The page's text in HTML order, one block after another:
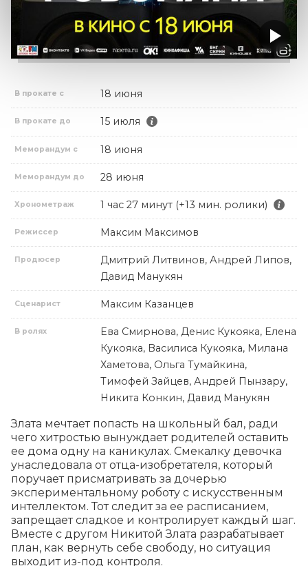
В прокате с 18 июня
В прокате до 15 июля
Меморандум с 18 июня
Меморандум до 28 июня
Хронометраж 1 час 27 минут (+13 мин. ролики)
Режиссер Максим Максимов
Продюсер
Дмитрий Литвинов, Андрей Липов,
Давид Манукян
Сценарист Максим Казанцев
В ролях
Ева Смирнова, Денис Кукояка, Елена
Кукояка, Василиса Кукояка, Милана
Хаметова, Ольга Тумайкина,
Тимофей Зайцев, Андрей Пынзару,
Никита Конкин, Давид Манукян
Злата мечтает попасть на школьный бал, ради
чего хитростью вынуждает родителей оставить
ее дома одну на каникулах. Смекалку девочка
унаследовала от отца-изобретателя, который
поручает присматривать за дочерью
экспериментальному роботу с искусственным
интеллектом. Тот следит за ее расписанием,
запрещает сладкое и контролирует каждый шаг.
Вместе с другом Никитой Злата разрабатывает
план, как вернуть себе свободу, но ситуация
выходит из-под контроля.